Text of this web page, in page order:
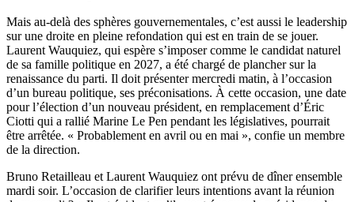
Mais au-delà des sphères gouvernementales, c’est aussi le leadership
sur une droite en pleine refondation qui est en train de se jouer.
Laurent Wauquiez, qui espère s’imposer comme le candidat naturel
de sa famille politique en 2027, a été chargé de plancher sur la
renaissance du parti. Il doit présenter mercredi matin, à l’occasion
d’un bureau politique, ses préconisations. À cette occasion, une date
pour l’élection d’un nouveau président, en remplacement d’Éric
Ciotti qui a rallié Marine Le Pen pendant les législatives, pourrait
être arrêtée. « Probablement en avril ou en mai », confie un membre
de la direction.
Bruno Retailleau et Laurent Wauquiez ont prévu de dîner ensemble
mardi soir. L’occasion de clarifier leurs intentions avant la réunion